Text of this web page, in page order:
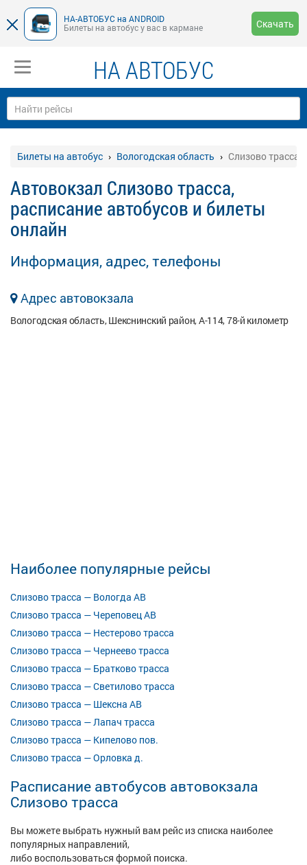
НА-АВТОБУС на ANDROID
Билеты на автобус у вас в кармане
Скачать
НА АВТОБУС
Билеты на автобус Вологодская область Слизово трасса
Автовокзал Слизово трасса,
расписание автобусов и билеты
онлайн
Информация, адрес, телефоны
Адрес автовокзала
Вологодская область, Шекснинский район, А-114, 78-й километр
Наиболее популярные рейсы
Слизово трасса — Вологда АВ
Слизово трасса — Череповец АВ
Слизово трасса — Нестерово трасса
Слизово трасса — Чернеево трасса
Слизово трасса — Братково трасса
Слизово трасса — Светилово трасса
Слизово трасса — Шексна АВ
Слизово трасса — Лапач трасса
Слизово трасса — Кипелово пов.
Слизово трасса — Орловка д.
Расписание автобусов автовокзала
Слизово трасса
Вы можете выбрать нужный вам рейс из списка наиболее
популярных направлений,
либо воспользоваться формой поиска.